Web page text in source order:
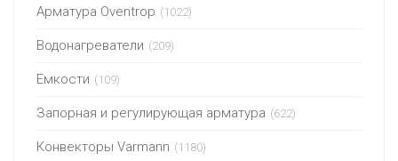
Арматура Oventrop (1022)
Водонагреватели (209)
Емкости (109)
Запорная и регулирующая арматура (622)
Конвекторы Varmann (1180)